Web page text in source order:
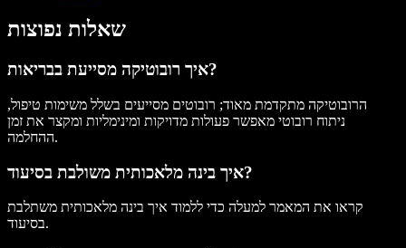
שאלות נפוצות
איך רובוטיקה מסייעת בבריאות?
הרובוטיקה מתקדמת מאוד; רובוטים מסייעים בשלל משימות טיפול,
ניתוח רובוטי מאפשר פעולות מדויקות ומינימליות ומקצר את זמן
ההחלמה.
איך בינה מלאכותית משולבת בסיעוד?
קראו את המאמר למעלה כדי ללמוד איך בינה מלאכותית משתלבת
בסיעוד.